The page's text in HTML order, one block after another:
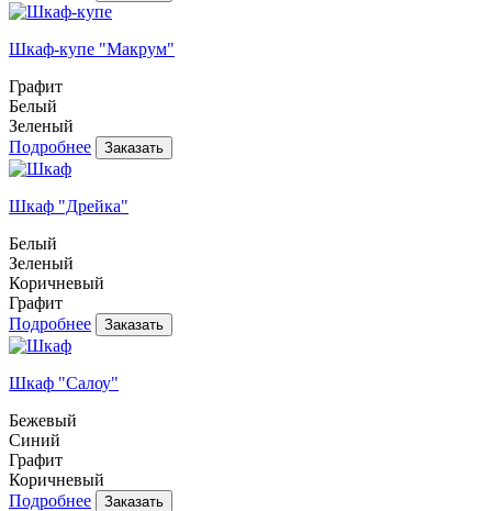
Шкаф-купе "Макрум"
Графит
Белый
Зеленый
Подробнее
Шкаф "Дрейка"
Белый
Зеленый
Коричневый
Графит
Подробнее
Шкаф "Салоу"
Бежевый
Синий
Графит
Коричневый
Подробнее